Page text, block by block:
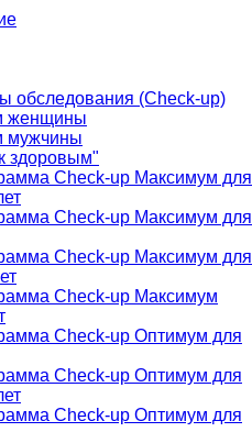
обследования (Check-up)
женщины
мужчины
здоровым"
Check-up Максимум для
Check-up Максимум для
Check-up Максимум для
Check-up Максимум
Check-up Оптимум для
Check-up Оптимум для
Check-up Оптимум для